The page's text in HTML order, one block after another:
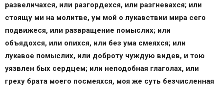
развеличахся, или разгордехся, или разгневахся; или
стоящу ми на молитве, ум мой о лукавствии мира сего
подвижеся, или развращение помыслих; или
объядохся, или опихся, или без ума смеяхся; или
лукавое помыслих, или доброту чуждую видев, и тою
уязвлен бых сердцем; или неподобная глаголах, или
греху брата моего посмеяхся, моя же суть безчисленная